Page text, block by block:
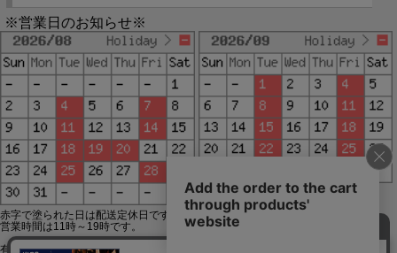
※営業日のお知らせ※
赤字で塗られた日は配送定休日です。
営業時間は11時～19時です。
有限会社ジップジップ SakuraStyle通販事業部